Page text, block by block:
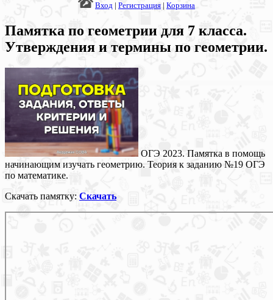
Вход | Регистрация | Корзина
Памятка по геометрии для 7 класса.
Утверждения и термины по геометрии.
ОГЭ 2023. Памятка в помощь
начинающим изучать геометрию. Теория к заданию №19 ОГЭ
по математике.
Скачать памятку: Скачать